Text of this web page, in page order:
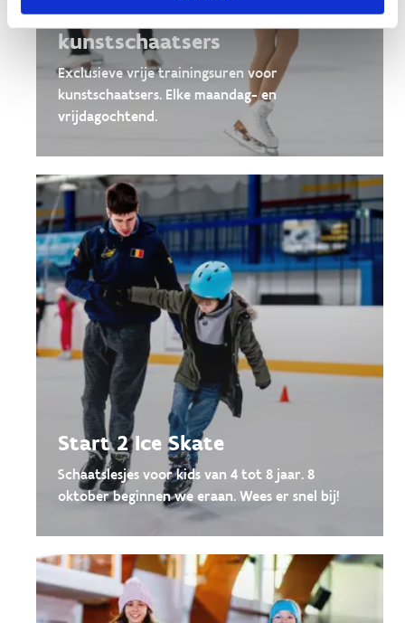
Patch-uren voor
kunstschaatsers
Exclusieve vrije trainingsuren voor
kunstschaatsers. Elke maandag- en
vrijdagochtend.
Start 2 Ice Skate
Schaatslesjes voor kids van 4 tot 8 jaar. 8
oktober beginnen we eraan. Wees er snel bij!